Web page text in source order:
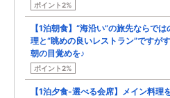
ポイント2%
【1泊朝食】“海沿い”の旅先ならでは
理と“眺めの良いレストラン”ですが
朝の目覚めを♪
ポイント2%
【1泊夕食-選べる会席】メイン料理